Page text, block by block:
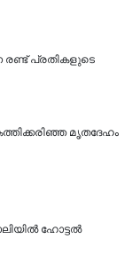
രണ്ട് പ്രതികളുടെ
മൃതദേഹം
ഹോട്ടല്‍